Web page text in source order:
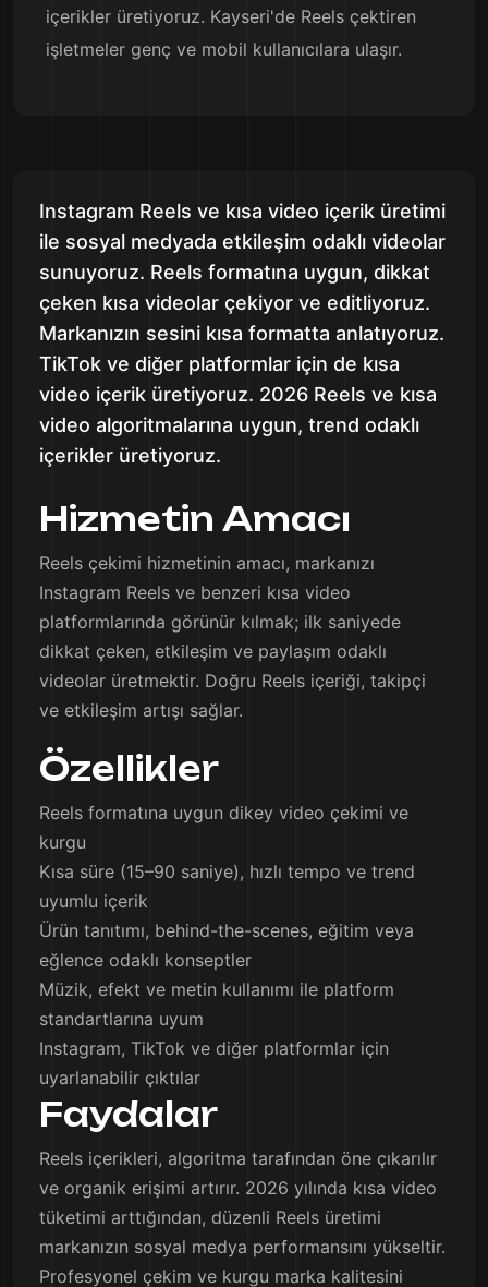
içerikler üretiyoruz. Kayseri'de Reels çektiren
işletmeler genç ve mobil kullanıcılara ulaşır.
Instagram Reels ve kısa video içerik üretimi
ile sosyal medyada etkileşim odaklı videolar
sunuyoruz. Reels formatına uygun, dikkat
çeken kısa videolar çekiyor ve editliyoruz.
Markanızın sesini kısa formatta anlatıyoruz.
TikTok ve diğer platformlar için de kısa
video içerik üretiyoruz. 2026 Reels ve kısa
video algoritmalarına uygun, trend odaklı
içerikler üretiyoruz.
Hizmetin Amacı
Reels çekimi hizmetinin amacı, markanızı
Instagram Reels ve benzeri kısa video
platformlarında görünür kılmak; ilk saniyede
dikkat çeken, etkileşim ve paylaşım odaklı
videolar üretmektir. Doğru Reels içeriği, takipçi
ve etkileşim artışı sağlar.
Özellikler
Reels formatına uygun dikey video çekimi ve
kurgu
Kısa süre (15–90 saniye), hızlı tempo ve trend
uyumlu içerik
Ürün tanıtımı, behind-the-scenes, eğitim veya
eğlence odaklı konseptler
Müzik, efekt ve metin kullanımı ile platform
standartlarına uyum
Instagram, TikTok ve diğer platformlar için
uyarlanabilir çıktılar
Faydalar
Reels içerikleri, algoritma tarafından öne çıkarılır
ve organik erişimi artırır. 2026 yılında kısa video
tüketimi arttığından, düzenli Reels üretimi
markanızın sosyal medya performansını yükseltir.
Profesyonel çekim ve kurgu marka kalitesini